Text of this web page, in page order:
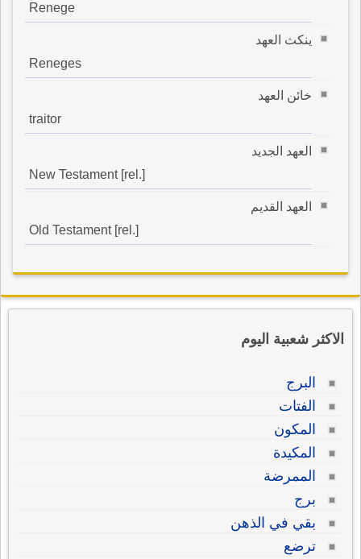
Renege
ينكث العهد
Reneges
خائن العهد
traitor
العهد الجديد
New Testament [rel.]
العهد القديم
Old Testament [rel.]
الاكثر شعبية اليوم
البرج
الفتات
المكون
المكيدة
الممرضة
برج
بقي في الذهن
ترضع